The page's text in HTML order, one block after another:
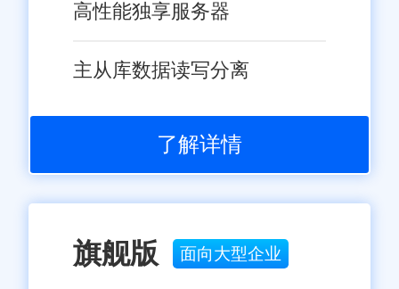
高性能独享服务器
主从库数据读写分离
了解详情
旗舰版 面向大型企业